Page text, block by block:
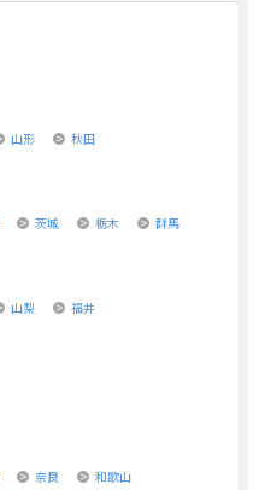
山形 秋田
茨城 栃木 群馬
山梨 福井
奈良 和歌山